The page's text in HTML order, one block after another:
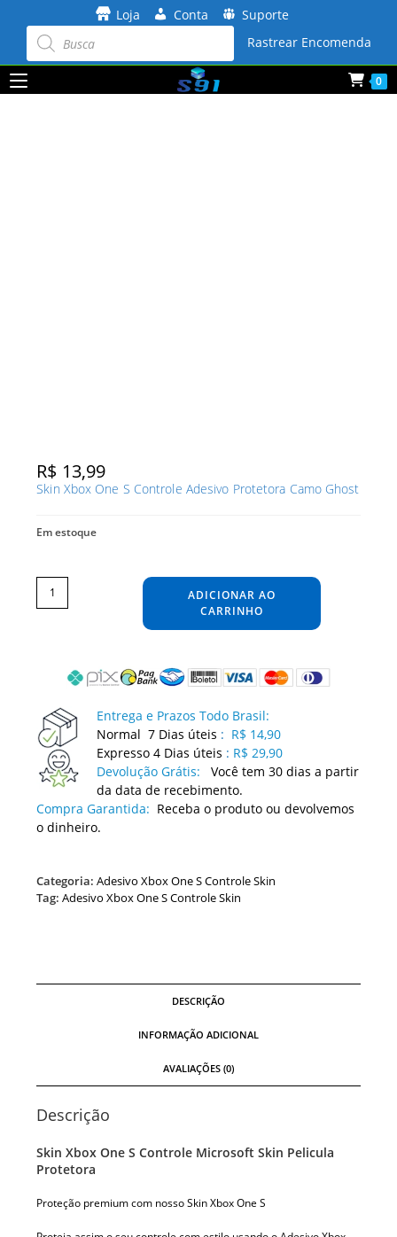
conteúdo
Loja Conta Suporte
Pesquisar
produtos Rastrear Encomenda
0
R$ 13,99
Skin Xbox One S Controle Adesivo Protetora Camo Ghost
Em estoque
Skin
Xbox
One
Adesivo
ADICIONAR AO
CARRINHO
Entrega e Prazos Todo Brasil:
Normal 7 Dias úteis : R$ 14,90
Expresso 4 Dias úteis : R$ 29,90
Devolução Grátis:
Você tem 30 dias a partir
da data de recebimento.
Compra Garantida: Receba o produto ou devolvemos
o dinheiro.
Categoria:Adesivo Xbox One S Controle Skin
Tag:Adesivo Xbox One S Controle Skin
DESCRIÇÃO
INFORMAÇÃO ADICIONAL
AVALIAÇÕES (0)
Descrição
Skin Xbox One S Controle Microsoft Skin Pelicula
Protetora
Proteção premium com nosso Skin Xbox One S